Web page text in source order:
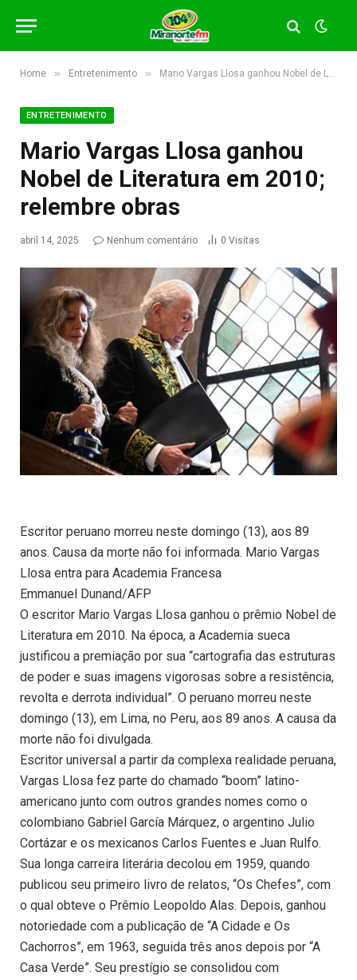
Home » Entretenimento » Mario Vargas Llosa ganhou Nobel de Literatura em 2010; relembre obras
ENTRETENIMENTO
Mario Vargas Llosa ganhou
Nobel de Literatura em 2010;
relembre obras
abril 14, 2025 Nenhum comentário 0 Visitas
Escritor peruano morreu neste domingo (13), aos 89
anos. Causa da morte não foi informada. Mario Vargas
Llosa entra para Academia Francesa
Emmanuel Dunand/AFP
O escritor Mario Vargas Llosa ganhou o prêmio Nobel de
Literatura em 2010. Na época, a Academia sueca
justificou a premiação por sua “cartografia das estruturas
de poder e suas imagens vigorosas sobre a resistência,
revolta e derrota individual”. O peruano morreu neste
domingo (13), em Lima, no Peru, aos 89 anos. A causa da
morte não foi divulgada.
Escritor universal a partir da complexa realidade peruana,
Vargas Llosa fez parte do chamado “boom” latino-
americano junto com outros grandes nomes como o
colombiano Gabriel García Márquez, o argentino Julio
Cortázar e os mexicanos Carlos Fuentes e Juan Rulfo.
Sua longa carreira literária decolou em 1959, quando
publicou seu primeiro livro de relatos, “Os Chefes”, com
o qual obteve o Prêmio Leopoldo Alas. Depois, ganhou
notoriedade com a publicação de “A Cidade e Os
Cachorros”, em 1963, seguida três anos depois por “A
Casa Verde”. Seu prestígio se consolidou com